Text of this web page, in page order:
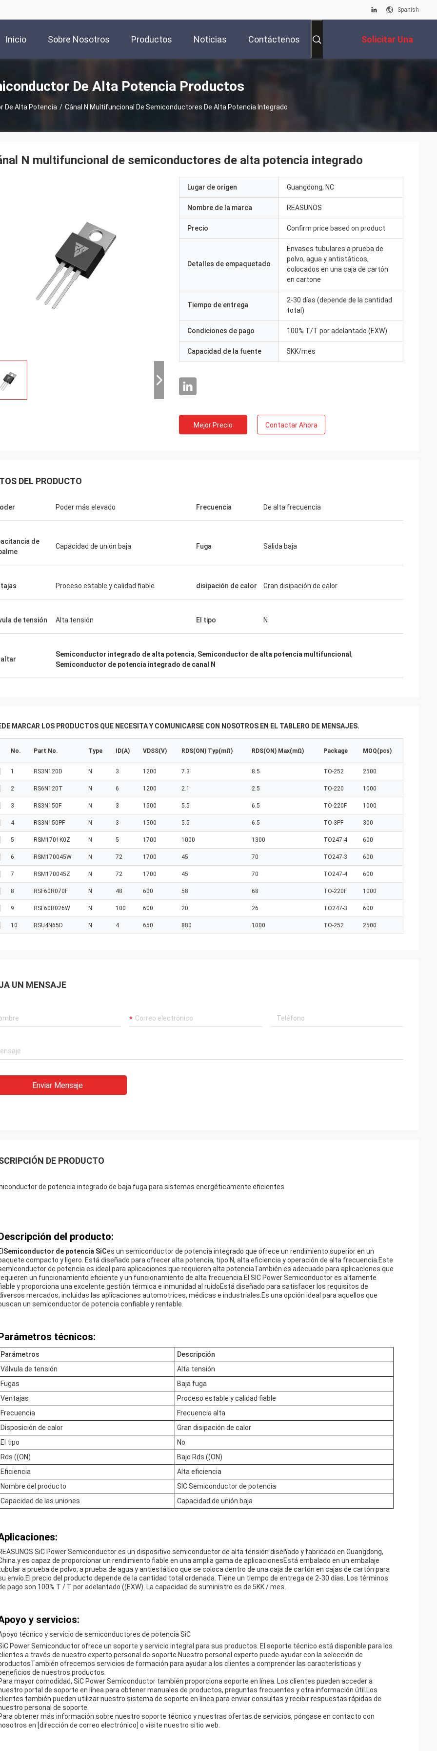
Spanish
Inicio Sobre Nosotros Productos Noticias Contáctenos Solicitar Una
Cotización
De Alta Potencia Productos
De Alta Potencia / Cánal N Multifuncional De Semiconductores De Alta Potencia Integrado
N multifuncional de semiconductores de alta potencia integrado
Lugar de origen Guangdong, NC
Nombre de la marca REASUNOS
Precio Confirm price based on product
Detalles de empaquetado
Envases tubulares a prueba de
polvo, agua y antistáticos,
colocados en una caja de cartón
en cartone
Tiempo de entrega
2-30 días (depende de la cantidad
total)
Condiciones de pago 100% T/T por adelantado (EXW)
Capacidad de la fuente 5KK/mes
Mejor Precio Contactar Ahora
DEL PRODUCTO
Poder más elevado Frecuencia De alta frecuencia
de
Capacidad de unión baja Fuga Salida baja
Proceso estable y calidad fiable disipación de calor Gran disipación de calor
de tensión Alta tensión El tipo N
Semiconductor integrado de alta potencia, Semiconductor de alta potencia multifuncional ,
Semiconductor de potencia integrado de canal N
MARCAR LOS PRODUCTOS QUE NECESITA Y COMUNICARSE CON NOSOTROS EN EL TABLERO DE MENSAJES.
No. Part No. Type ID(A) VDSS(V) RDS(ON) Typ(mΩ) RDS(ON) Max(mΩ) Package MOQ(pcs)
1 RS3N120D N 3 1200 7.3 8.5 TO-252 2500
2 RS6N120T N 6 1200 2.1 2.5 TO-220 1000
3 RS3N150F N 3 1500 5.5 6.5 TO-220F 1000
4 RS3N150PF N 3 1500 5.5 6.5 TO-3PF 300
5 RSM1701K0Z N 5 1700 1000 1300 TO247-4 600
6 RSM170045W N 72 1700 45 70 TO247-3 600
7 RSM170045Z N 72 1700 45 70 TO247-4 600
8 RSF60R070F N 48 600 58 68 TO-220F 1000
9 RSF60R026W N 100 600 20 26 TO247-3 600
10 RSU4N65D N 4 650 880 1000 TO-252 2500
UN MENSAJE
Enviar Mensaje
DE PRODUCTO
de potencia integrado de baja fuga para sistemas energéticamente eficientes
del producto:
Semiconductor de potencia SiCes un semiconductor de potencia integrado que ofrece un rendimiento superior en un
compacto y ligero. Está diseñado para ofrecer alta potencia, tipo N, alta eficiencia y operación de alta frecuencia.Este
de potencia es ideal para aplicaciones que requieren alta potenciaTambién es adecuado para aplicaciones que
un funcionamiento eficiente y un funcionamiento de alta frecuencia.El SIC Power Semiconductor es altamente
y proporciona una excelente gestión térmica e inmunidad al ruidoEstá diseñado para satisfacer los requisitos de
mercados, incluidas las aplicaciones automotrices, médicas e industriales.Es una opción ideal para aquellos que
un semiconductor de potencia confiable y rentable.
técnicos:
Parámetros
Descripción
Válvula de tensión
Alta tensión
Fugas
Baja fuga
Ventajas
Proceso estable y calidad fiable
Frecuencia
Frecuencia alta
Disposición de calor
Gran disipación de calor
El tipo
No
Rds ((ON)
Bajo Rds ((ON)
Eficiencia
Alta eficiencia
Nombre del producto
SIC Semiconductor de potencia
Capacidad de las uniones
Capacidad de unión baja
SiC Power Semiconductor es un dispositivo semiconductor de alta tensión diseñado y fabricado en Guangdong,
es capaz de proporcionar un rendimiento fiable en una amplia gama de aplicacionesEstá embalado en un embalaje
a prueba de polvo, a prueba de agua y antiestático que se coloca dentro de una caja de cartón en cajas de cartón para
envío.El precio del producto depende de la cantidad total ordenada. Tiene un tiempo de entrega de 2-30 días. Los términos
pago son 100% T / T por adelantado ((EXW). La capacidad de suministro es de 5KK / mes.
y servicios:
técnico y servicio de semiconductores de potencia SiC
Power Semiconductor ofrece un soporte y servicio integral para sus productos. El soporte técnico está disponible para los
a través de nuestro experto personal de soporte.Nuestro personal experto puede ayudar con la selección de
ofrecemos servicios de formación para ayudar a los clientes a comprender las características y
de nuestros productos.
mayor comodidad, SiC Power Semiconductor también proporciona soporte en línea. Los clientes pueden acceder a
portal de soporte en línea para obtener manuales de productos, preguntas frecuentes y otra información útil.Los
también pueden utilizar nuestro sistema de soporte en línea para enviar consultas y recibir respuestas rápidas de
personal de soporte.
obtener más información sobre nuestro soporte técnico y nuestras ofertas de servicios, póngase en contacto con
en [dirección de correo electrónico] o visite nuestro sitio web.